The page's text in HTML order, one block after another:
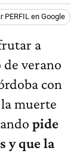
PERFIL en Google
a
verano
con
muerte
pide
y que la